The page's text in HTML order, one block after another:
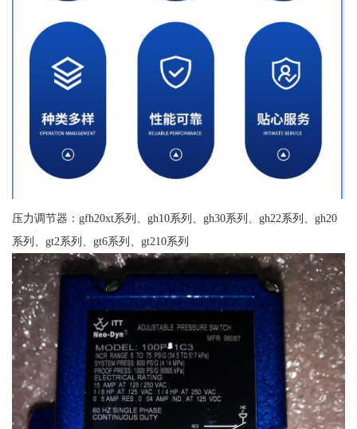
压力调节器：gfh20xt系列、gh10系列、gh30系列、gh22系列、gh20
系列、gt2系列、gt6系列、gt210系列